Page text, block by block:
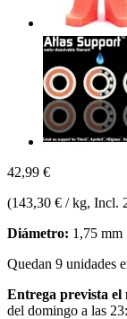
42,99 €
(143,30 € / kg, Incl.
Diámetro: 1,75 mm
Quedan 9 unidades
Entrega prevista el
del domingo a las